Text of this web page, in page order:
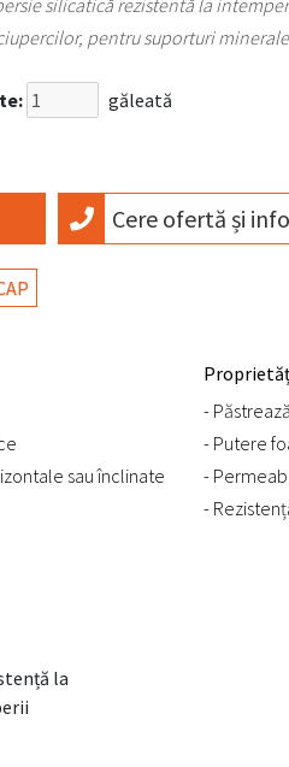
silicatică rezistentă la
pentru suporturi
găleată
Cere ofertă și
sau înclinate
-
- Putere
-
-